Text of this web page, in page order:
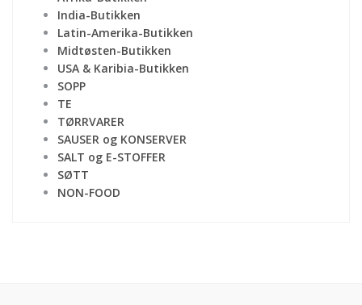
India-Butikken
Latin-Amerika-Butikken
Midtøsten-Butikken
USA & Karibia-Butikken
SOPP
TE
TØRRVARER
SAUSER og KONSERVER
SALT og E-STOFFER
SØTT
NON-FOOD